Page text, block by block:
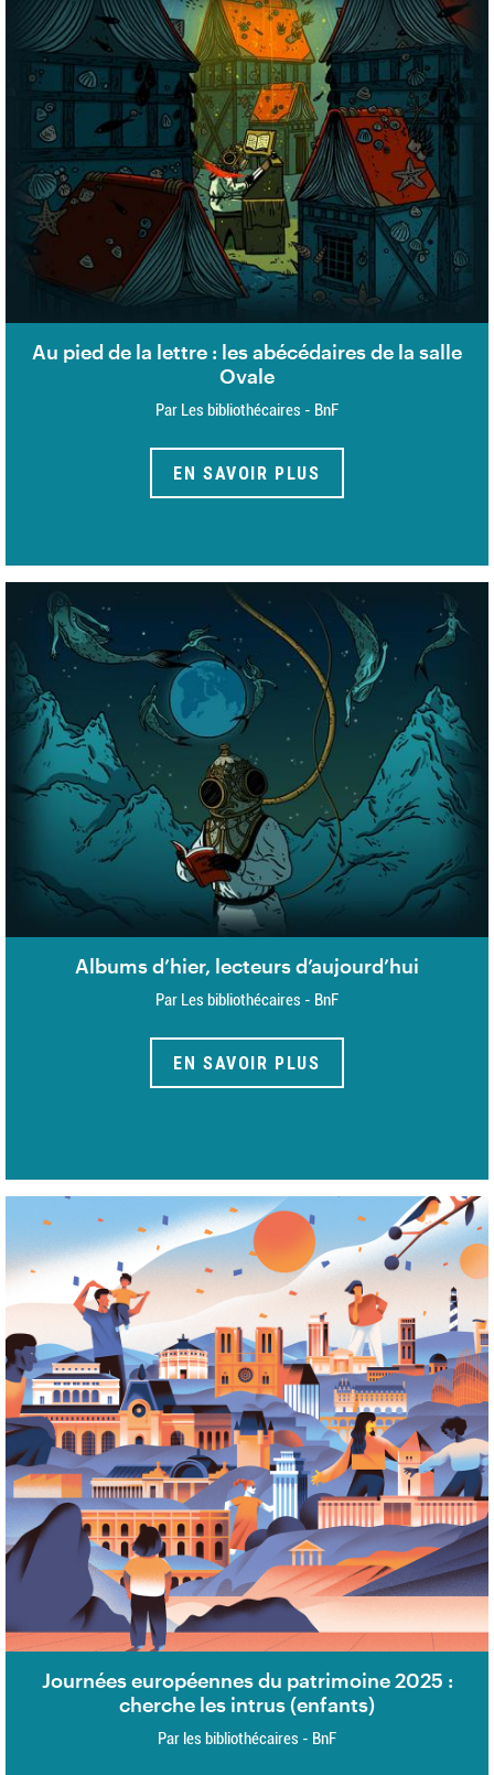
Au pied de la lettre : les abécédaires de la salle
Ovale
Par Les bibliothécaires - BnF
EN SAVOIR PLUS
Albums d’hier, lecteurs d’aujourd’hui
Par Les bibliothécaires - BnF
EN SAVOIR PLUS
Journées européennes du patrimoine 2025 :
cherche les intrus (enfants)
Par les bibliothécaires - BnF